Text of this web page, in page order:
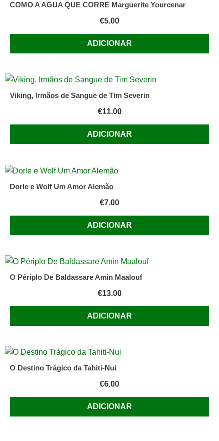
COMO A AGUA QUE CORRE Marguerite Yourcenar
€5.00
ADICIONAR
Viking, Irmãos de Sangue de Tim Severin
€11.00
ADICIONAR
Dorle e Wolf Um Amor Alemão
€7.00
ADICIONAR
O Périplo De Baldassare Amin Maalouf
€13.00
ADICIONAR
O Destino Trágico da Tahiti-Nui
€6.00
ADICIONAR